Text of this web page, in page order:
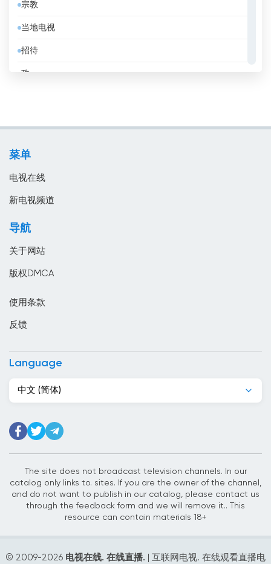
保加利亚
克罗地亚
冰岛
危地马拉
吉布提
哥伦比亚
哥斯达黎加
土耳其
宗教
当地电视
招待
政
菜单
电视在线
新电视频道
导航
关于网站
版权DMCA
使用条款
反馈
Language
中文 (简体)
The site does not broadcast television channels. In our
catalog only links to. sites. If you are the owner of the channel,
and do not want to publish in our catalog, please contact us
through the feedback form and we will remove it.. This
resource can contain materials 18+
© 2009-2026 电视在线. 在线直播. | 互联网电视. 在线观看直播电